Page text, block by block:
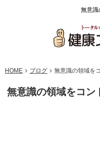
無意識
HOME ブログ 無意識の領域を
無意識の領域をコン